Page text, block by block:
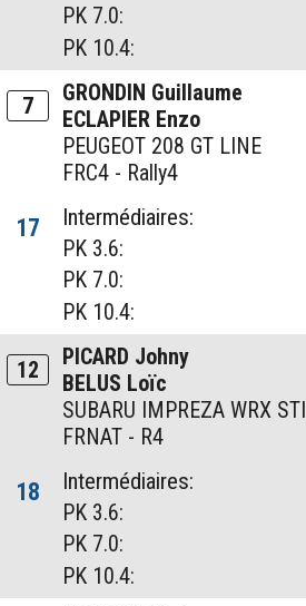
PK 7.0:
PK 10.4:
7
GRONDIN Guillaume
ECLAPIER Enzo
PEUGEOT 208 GT LINE
FRC4 - Rally4
17
Intermédiaires:
PK 3.6:
PK 7.0:
PK 10.4:
12
PICARD Johny
BELUS Loïc
SUBARU IMPREZA WRX STI
FRNAT - R4
18
Intermédiaires:
PK 3.6:
PK 7.0:
PK 10.4: